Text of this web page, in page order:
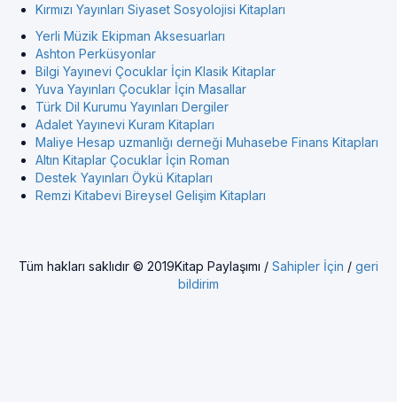
Kırmızı Yayınları Siyaset Sosyolojisi Kitapları
Yerli Müzik Ekipman Aksesuarları
Ashton Perküsyonlar
Bilgi Yayınevi Çocuklar İçin Klasik Kitaplar
Yuva Yayınları Çocuklar İçin Masallar
Türk Dil Kurumu Yayınları Dergiler
Adalet Yayınevi Kuram Kitapları
Maliye Hesap uzmanlığı derneği Muhasebe Finans Kitapları
Altın Kitaplar Çocuklar İçin Roman
Destek Yayınları Öykü Kitapları
Remzi Kitabevi Bireysel Gelişim Kitapları
Tüm hakları saklıdır © 2019Kitap Paylaşımı / Sahipler İçin / geri
bildirim